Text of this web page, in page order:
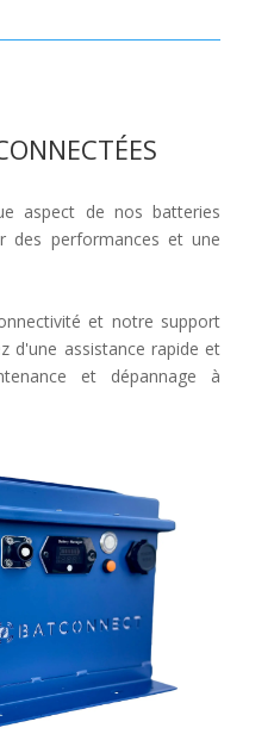
aspect de nos batteries
des performances et une
et notre support
d'une assistance rapide et
et dépannage à